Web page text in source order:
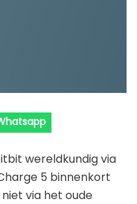
wereldkundig via
5 binnenkort
via het oude